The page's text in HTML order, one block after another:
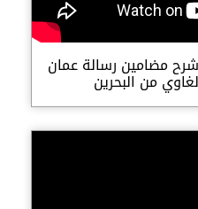
مضامين رسالة عمان